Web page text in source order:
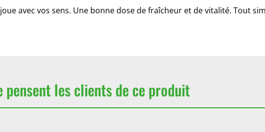
avec vos sens. Une bonne dose de fraîcheur et de vitalité. Tout
pensent les clients de ce produit